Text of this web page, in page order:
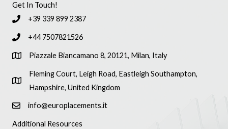
Get In Touch!
+39 339 899 2387
+44 7507821526
Piazzale Biancamano 8, 20121, Milan, Italy
Fleming Court, Leigh Road, Eastleigh Southampton,
Hampshire, United Kingdom
info@europlacements.it
Additional Resources